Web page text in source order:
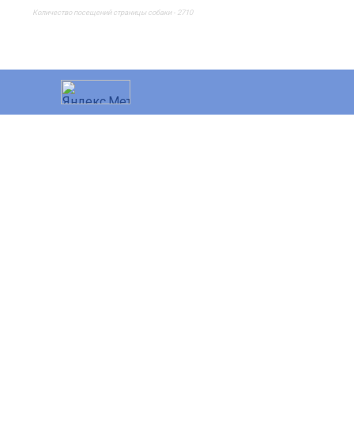
Количество посещений страницы собаки - 2710